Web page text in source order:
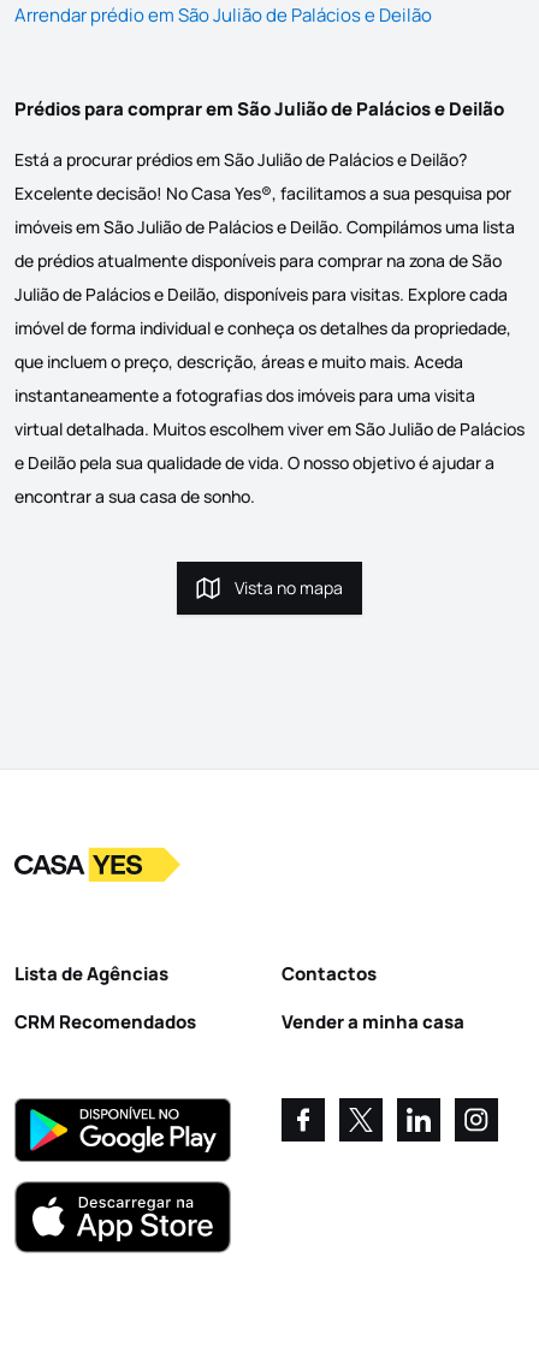
Arrendar prédio em São Julião de Palácios e Deilão
Prédios para comprar em São Julião de Palácios e Deilão
Está a procurar prédios em São Julião de Palácios e Deilão?
Excelente decisão! No Casa Yes®, facilitamos a sua pesquisa por
imóveis em São Julião de Palácios e Deilão. Compilámos uma lista
de prédios atualmente disponíveis para comprar na zona de São
Julião de Palácios e Deilão, disponíveis para visitas. Explore cada
imóvel de forma individual e conheça os detalhes da propriedade,
que incluem o preço, descrição, áreas e muito mais. Aceda
instantaneamente a fotografias dos imóveis para uma visita
virtual detalhada. Muitos escolhem viver em São Julião de Palácios
e Deilão pela sua qualidade de vida. O nosso objetivo é ajudar a
encontrar a sua casa de sonho.
Vista no mapa
Vista no mapa
LogoIr para a homepage
Lista de Agências
CRM Recomendados
Contactos
Vender a minha casa